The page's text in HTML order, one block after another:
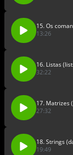
15. Os
13:26
16. Listas
32:22
17. Matrizes
27:32
18. Strings
19:49